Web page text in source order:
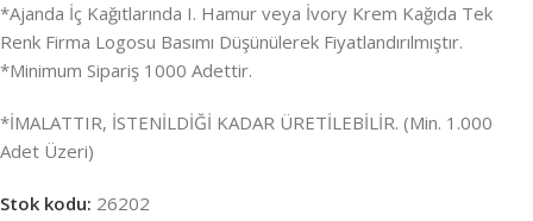
*Ajanda İç Kağıtlarında I. Hamur veya İvory Krem Kağıda Tek
Renk Firma Logosu Basımı Düşünülerek Fiyatlandırılmıştır.
*Minimum Sipariş 1000 Adettir.
*İMALATTIR, İSTENİLDİĞİ KADAR ÜRETİLEBİLİR. (Min. 1.000
Adet Üzeri)
Stok kodu: 26202